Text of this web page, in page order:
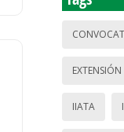
EXTENSIÓN
IIATA